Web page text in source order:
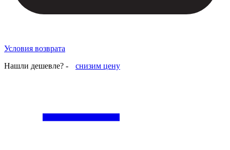
Условия возврата
Нашли дешевле? -
снизим цену